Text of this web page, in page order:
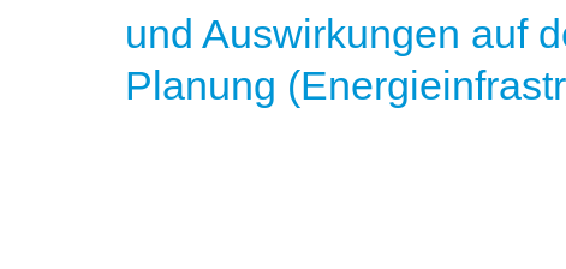
und Auswirkungen auf
Planung